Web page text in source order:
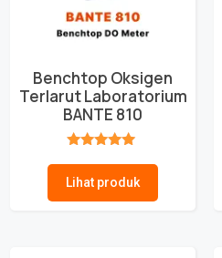
Benchtop Oksigen
Terlarut Laboratorium
BANTE 810
Lihat produk